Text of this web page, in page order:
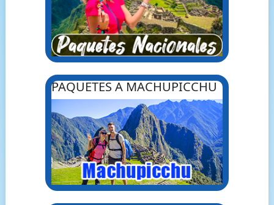
PAQUETES A MACHUPICCHU